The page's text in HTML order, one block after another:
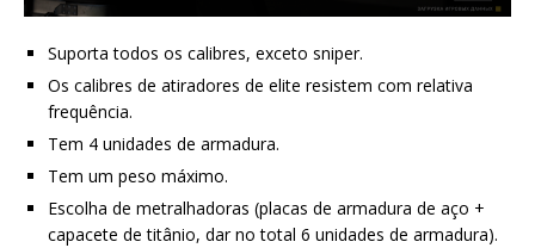
Suporta todos os calibres, exceto sniper.
Os calibres de atiradores de elite resistem com relativa
frequência.
Tem 4 unidades de armadura.
Tem um peso máximo.
Escolha de metralhadoras (placas de armadura de aço +
capacete de titânio, dar no total 6 unidades de armadura).